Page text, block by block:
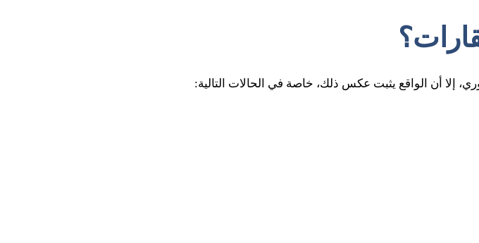
إلا أن الواقع يثبت عكس ذلك، خاصة في الحالات التالية: